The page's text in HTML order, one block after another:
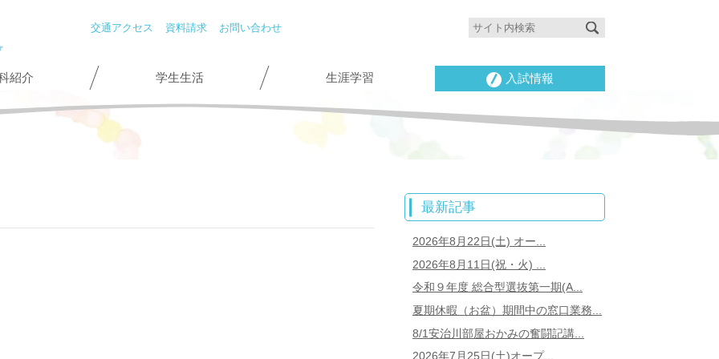
交通アクセス 資料請求 お問い合わせ
紹介 学生生活 生涯学習 入試情報
最新記事
2026年8月22日(土) オー...
2026年8月11日(祝・火) ...
令和９年度 総合型選抜第一期(A...
夏期休暇（お盆）期間中の窓口業務...
8/1安治川部屋おかみの奮闘記講...
2026年7月25日(土)オープ...